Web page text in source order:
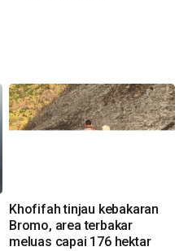
Khofifah tinjau kebakaran
Bromo, area terbakar
meluas capai 176 hektar